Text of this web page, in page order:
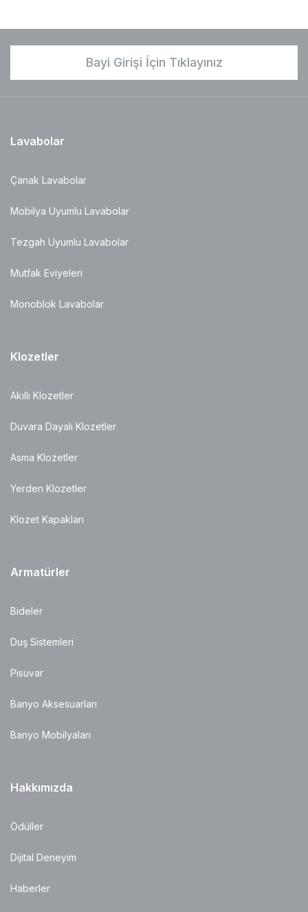
Bayi Girişi İçin Tıklayınız
Lavabolar
Çanak Lavabolar
Mobilya Uyumlu Lavabolar
Tezgah Uyumlu Lavabolar
Mutfak Eviyeleri
Monoblok Lavabolar
Klozetler
Akıllı Klozetler
Duvara Dayalı Klozetler
Asma Klozetler
Yerden Klozetler
Klozet Kapakları
Armatürler
Bideler
Duş Sistemleri
Pisuvar
Banyo Aksesuarları
Banyo Mobilyaları
Hakkımızda
Ödüller
Dijital Deneyim
Haberler